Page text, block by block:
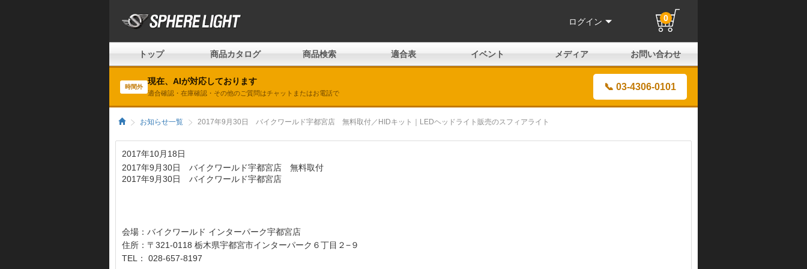
ログイン 0
トップ 商品カタログ 商品検索 適合表 イベント メディア お問い合わせ
時間外
現在、AIが対応しております
適合確認・在庫確認・その他のご質問はチャットまたはお電話で
📞 03-4306-0101
お知らせ一覧 2017年9月30日 バイクワールド宇都宮店 無料取付／HIDキット｜LEDヘッドライト販売のスフィアライト
2017年10月18日
2017年9月30日 バイクワールド宇都宮店 無料取付
2017年9月30日 バイクワールド宇都宮店
会場：バイクワールド インターパーク宇都宮店
住所：〒321-0118 栃木県宇都宮市インターパーク６丁目２−９
TEL： 028-657-8197